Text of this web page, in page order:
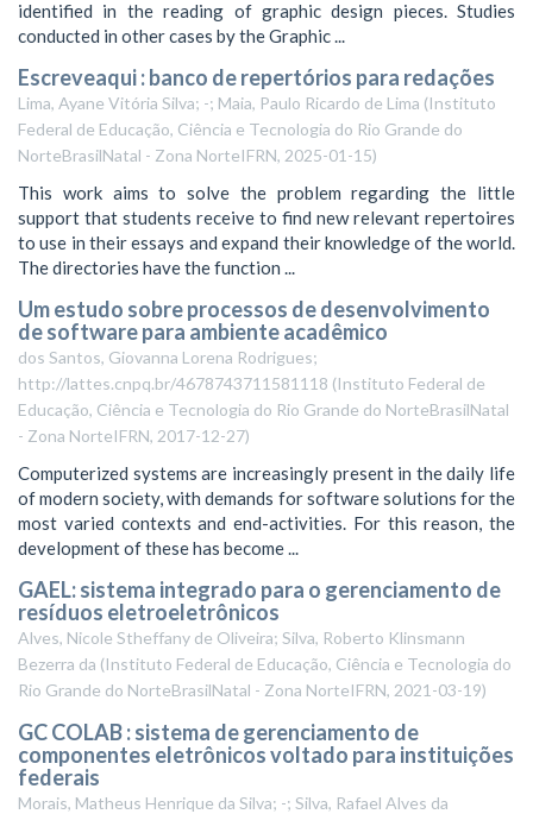
identified in the reading of graphic design pieces. Studies
conducted in other cases by the Graphic ...
Escreveaqui : banco de repertórios para redações
Lima, Ayane Vitória Silva; -; Maia, Paulo Ricardo de Lima (Instituto
Federal de Educação, Ciência e Tecnologia do Rio Grande do
NorteBrasilNatal - Zona NorteIFRN, 2025-01-15)
This work aims to solve the problem regarding the little
support that students receive to find new relevant repertoires
to use in their essays and expand their knowledge of the world.
The directories have the function ...
Um estudo sobre processos de desenvolvimento
de software para ambiente acadêmico
dos Santos, Giovanna Lorena Rodrigues;
http://lattes.cnpq.br/4678743711581118 (Instituto Federal de
Educação, Ciência e Tecnologia do Rio Grande do NorteBrasilNatal
- Zona NorteIFRN, 2017-12-27)
Computerized systems are increasingly present in the daily life
of modern society, with demands for software solutions for the
most varied contexts and end-activities. For this reason, the
development of these has become ...
GAEL: sistema integrado para o gerenciamento de
resíduos eletroeletrônicos
Alves, Nicole Stheffany de Oliveira; Silva, Roberto Klinsmann
Bezerra da (Instituto Federal de Educação, Ciência e Tecnologia do
Rio Grande do NorteBrasilNatal - Zona NorteIFRN, 2021-03-19)
GC COLAB : sistema de gerenciamento de
componentes eletrônicos voltado para instituições
federais
Morais, Matheus Henrique da Silva; -; Silva, Rafael Alves da